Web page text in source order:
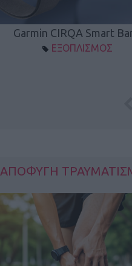
Garmin CIRQA Smart
ΕΞΟΠΛΙΣΜΟΣ
ΑΠΟΦΥΓΗ